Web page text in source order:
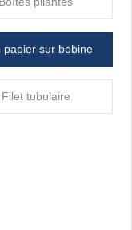
papier sur bobine
Filet tubulaire